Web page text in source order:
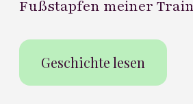
Fußstapfen meiner
Geschichte lesen